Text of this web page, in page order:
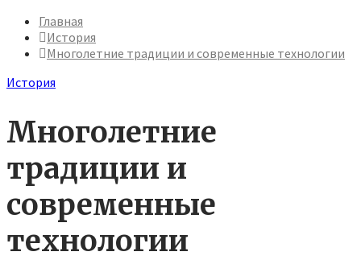
Главная
История
Многолетние традиции и современные технологии
История
Многолетние
традиции и
современные
технологии